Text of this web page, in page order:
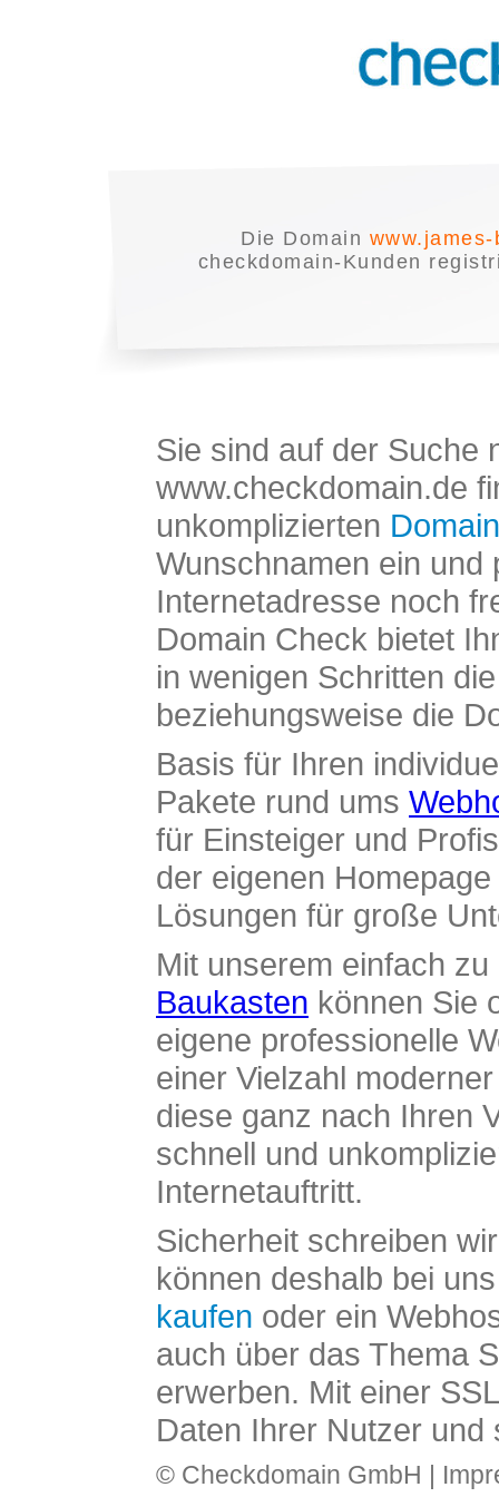
Die Domain
checkdomain-Kunden
Sie sind auf der Suche
www.checkdomain.de
unkomplizierten
Wunschnamen ein und
Internetadresse noch
Domain Check bietet
in wenigen Schritten
beziehungsweise die
Basis für Ihren
Pakete rund ums
für Einsteiger und
der eigenen
Lösungen für große
Mit unserem einfach
Baukasten können Sie
eigene professionelle
einer Vielzahl
diese ganz nach Ihren
schnell und
Internetauftritt.
Sicherheit schreiben
können deshalb bei
kaufen oder ein
auch über das Thema
erwerben. Mit einer
Daten Ihrer Nutzer und
© Checkdomain GmbH |